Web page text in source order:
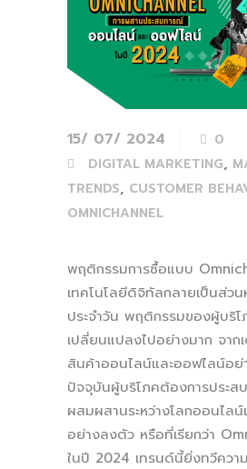
15/ 07/ 2024
0
DIGITAL MARKETING,
TRENDS, CUSTOMER
OMNICHANNEL
พฤติกรรมการซื้อแบบ
เทคโนโลยีดิจิทัลกลายเป็นส่ว
ประจำวัน พฤติกรรมของผู้บริโ
เปลี่ยนแปลงไปอย่างมาก จาก
สินค้าออนไลน์และออฟไลน์อย่
ปัจจุบันผู้บริโภคต้องการประส
ผสมผสานระหว่างโลกออนไล
อย่างลงตัว หรือที่เรียกว่า
ในปี 2024 เทรนด์นี้ยิ่งทวีคว